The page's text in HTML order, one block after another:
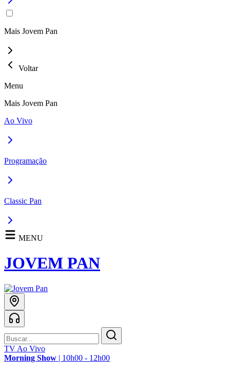
Mais Jovem Pan
Voltar
Menu
Mais Jovem Pan
Ao Vivo
Programação
Classic Pan
MENU
JOVEM PAN
TV Ao Vivo
Morning Show | 10h00 - 12h00